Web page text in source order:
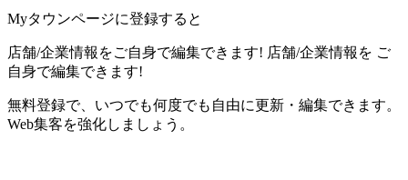
Myタウンページに登録すると
店舗/企業情報をご自身で編集できます! 店舗/企業情報を ご
自身で編集できます!
無料登録で、いつでも何度でも自由に更新・編集できます。
Web集客を強化しましょう。